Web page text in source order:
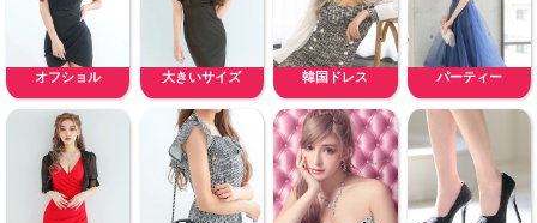
オフショル 大きいサイズ 韓国ドレス パーティー